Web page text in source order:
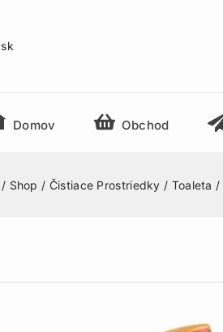
Domov Obchod
/ Shop / Čistiace Prostriedky / Toaleta /